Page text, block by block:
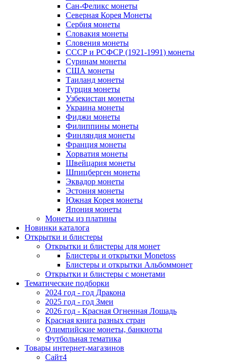
Сан-Феликс монеты
Северная Корея Монеты
Сербия монеты
Словакия монеты
Словения монеты
СССР и РСФСР (1921-1991) монеты
Суринам монеты
США монеты
Таиланд монеты
Турция монеты
Узбекистан монеты
Украина монеты
Фиджи монеты
Филиппины монеты
Финляндия монеты
Франция монеты
Хорватия монеты
Швейцария монеты
Шпицберген монеты
Эквадор монеты
Эстония монеты
Южная Корея монеты
Япония монеты
Монеты из платины
Новинки каталога
Открытки и блистеры
Открытки и блистеры для монет
Блистеры и открытки Monetoss
Блистеры и открытки Альбоммонет
Открытки и блистеры с монетами
Тематические подборки
2024 год - год Дракона
2025 год - год Змеи
2026 год - Красная Огненная Лошадь
Красная книга разных стран
Олимпийские монеты, банкноты
Футбольная тематика
Товары интернет-магазинов
Сайт4